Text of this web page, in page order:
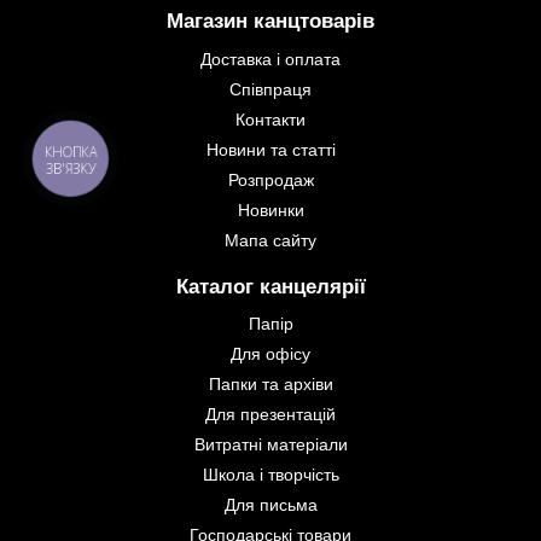
Магазин канцтоварів
Доставка і оплата
Співпраця
Контакти
Новини та статті
Розпродаж
Новинки
Мапа сайту
Каталог канцелярії
Папір
Для офісу
Папки та архіви
Для презентацій
Витратні матеріали
Школа і творчість
Для письма
Господарські товари
КНОПКА
ЗВ'ЯЗКУ